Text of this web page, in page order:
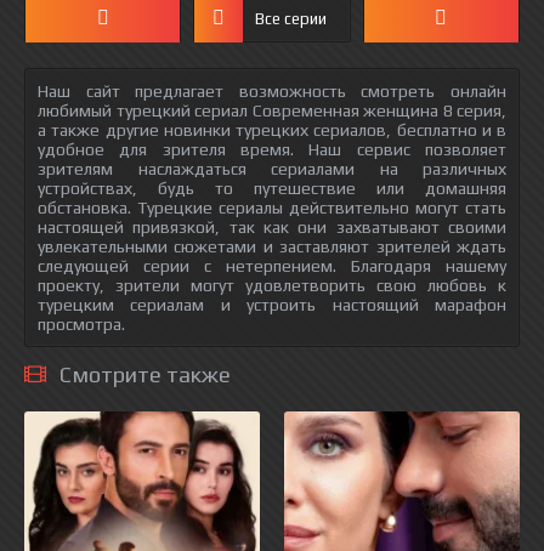
Все серии
Наш сайт предлагает возможность смотреть онлайн
любимый турецкий сериал Современная женщина 8 серия,
а также другие новинки турецких сериалов, бесплатно и в
удобное для зрителя время. Наш сервис позволяет
зрителям наслаждаться сериалами на различных
устройствах, будь то путешествие или домашняя
обстановка. Турецкие сериалы действительно могут стать
настоящей привязкой, так как они захватывают своими
увлекательными сюжетами и заставляют зрителей ждать
следующей серии с нетерпением. Благодаря нашему
проекту, зрители могут удовлетворить свою любовь к
турецким сериалам и устроить настоящий марафон
просмотра.
Смотрите также